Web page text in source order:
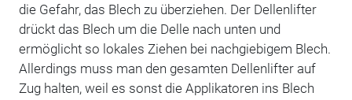
die Gefahr, das Blech zu überziehen. Der Dellenlifter
drückt das Blech um die Delle nach unten und
ermöglicht so lokales Ziehen bei nachgiebigem Blech.
Allerdings muss man den gesamten Dellenlifter auf
Zug halten, weil es sonst die Applikatoren ins Blech